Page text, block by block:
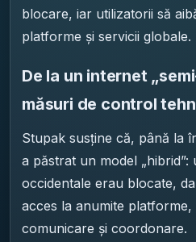
blocare, iar utilizatorii să
platforme și servicii globale.
De la un internet
măsuri de control
Stupak susține că, până la
a păstrat un model „hibrid”:
occidentale erau blocate,
acces la anumite
comunicare și coordonare.